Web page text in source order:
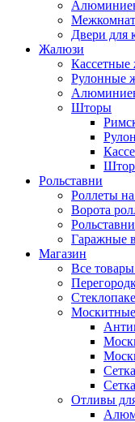
Двери для
Жалюзи
Кассетные
Рулонные
Шторы
Рольставни
Роллеты
Ворота
Гаражные
Магазин
Все
Москитные
Отливы